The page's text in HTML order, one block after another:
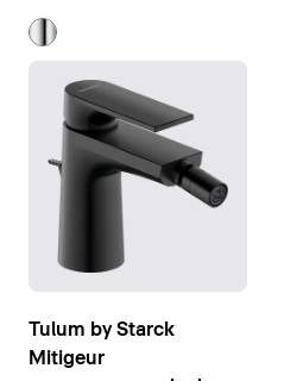
Tulum by Starck
Mitigeur